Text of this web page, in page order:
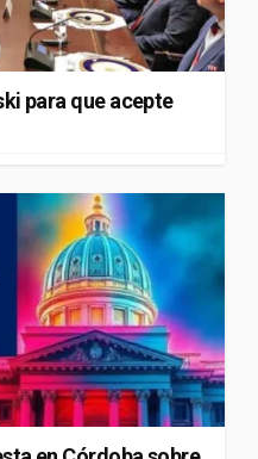
para que acepte